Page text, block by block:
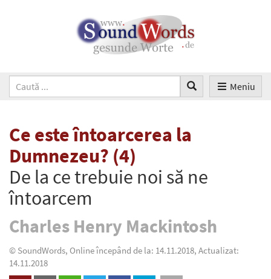
Meniu
Ce este întoarcerea la
Dumnezeu? (4)
De la ce trebuie noi să ne
întoarcem
Charles Henry Mackintosh
© SoundWords, Online începând de la: 14.11.2018, Actualizat:
14.11.2018